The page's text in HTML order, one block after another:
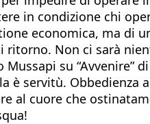
in condizione chi
economica, ma di
Non ci sarà
su “Avvenire”
è servitù.
al cuore che